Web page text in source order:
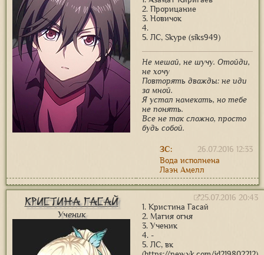
2. Прорицание
3. Новичок
4.
5. ЛС, Skype (siks949)
Не мешай, не шучу. Отойди,
не хочу
Повторять дважды: не иди
за мной.
Я устал намекать, но тебе
не понять.
Все не так сложно, просто
будь собой.
26.07.2016 12:33
ЗС:
Вода исполнена
Лаэн Амелл
Кристина Гасай
Ученик
25.07.2016 20:43
1. Кристина Гасай
2. Магия огня
3. Ученик
4. -
5. ЛС, вк